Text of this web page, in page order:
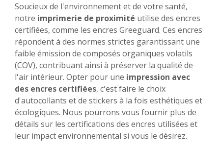
Soucieux de l'environnement et de votre santé,
notre imprimerie de proximité utilise des encres
certifiées, comme les encres Greeguard. Ces encres
répondent à des normes strictes garantissant une
faible émission de composés organiques volatils
(COV), contribuant ainsi à préserver la qualité de
l'air intérieur. Opter pour une impression avec
des encres certifiées, c'est faire le choix
d'autocollants et de stickers à la fois esthétiques et
écologiques. Nous pourrons vous fournir plus de
détails sur les certifications des encres utilisées et
leur impact environnemental si vous le désirez.